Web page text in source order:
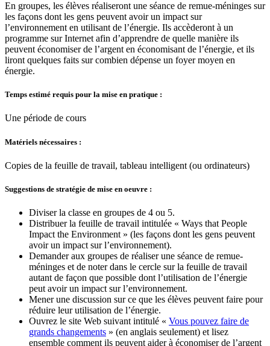
En groupes, les élèves réaliseront une séance de remue-méninges sur
les façons dont les gens peuvent avoir un impact sur
l’environnement en utilisant de l’énergie. Ils accèderont à un
programme sur Internet afin d’apprendre de quelle manière ils
peuvent économiser de l’argent en économisant de l’énergie, et ils
liront quelques faits sur combien dépense un foyer moyen en
énergie.
Temps estimé requis pour la mise en pratique :
Une période de cours
Matériels nécessaires :
Copies de la feuille de travail, tableau intelligent (ou ordinateurs)
Suggestions de stratégie de mise en oeuvre :
Diviser la classe en groupes de 4 ou 5.
Distribuer la feuille de travail intitulée « Ways that People
Impact the Environment » (les façons dont les gens peuvent
avoir un impact sur l’environnement).
Demander aux groupes de réaliser une séance de remue-
méninges et de noter dans le cercle sur la feuille de travail
autant de façon que possible dont l’utilisation de l’énergie
peut avoir un impact sur l’environnement.
Mener une discussion sur ce que les élèves peuvent faire pour
réduire leur utilisation de l’énergie.
Ouvrez le site Web suivant intitulé « Vous pouvez faire de
grands changements » (en anglais seulement) et lisez
ensemble comment ils peuvent aider à économiser de l’argent